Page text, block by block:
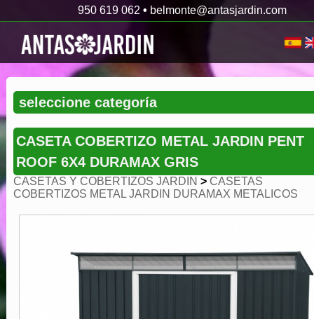
950 619 062 • belmonte@antasjardin.com
CASETA COBERTIZO METAL JARDIN PENT
ROOF 6X4 DURAMAX GRIS
CASETAS Y COBERTIZOS JARDIN > CASETAS
COBERTIZOS METAL JARDIN DURAMAX METALICOS